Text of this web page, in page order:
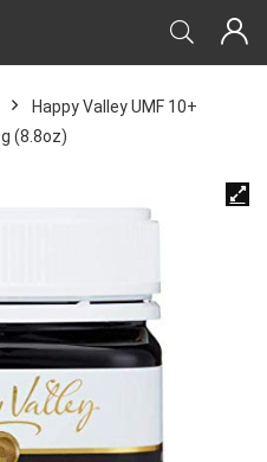
Happy Valley UMF 10+
(8.8oz)